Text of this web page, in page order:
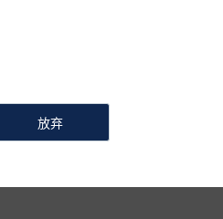
要约, 或买入任何证券、基金或其它
项为
市场等违法违规活动的关联交易回
产进行上述关联交易时，遵循本基